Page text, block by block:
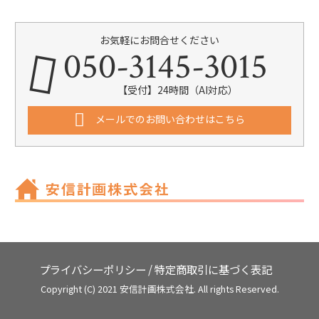
お気軽にお問合せください
050-3145-3015
【受付】24時間（AI対応）
メールでのお問い合わせはこちら
プライバシーポリシー /特定商取引に基づく表記
Copyright (C) 2021 安信計画株式会社. All rights Reserved.